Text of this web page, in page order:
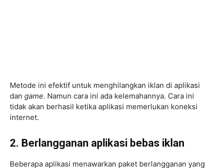
Metode ini efektif untuk menghilangkan iklan di aplikasi
dan game. Namun cara ini ada kelemahannya. Cara ini
tidak akan berhasil ketika aplikasi memerlukan koneksi
internet.
2. Berlangganan aplikasi bebas iklan
Beberapa aplikasi menawarkan paket berlangganan yang